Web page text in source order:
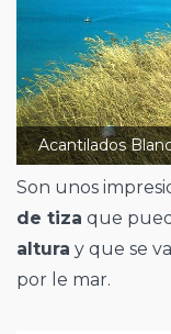
Acantilados
Son unos
de tiza que
altura y que se
por le mar.